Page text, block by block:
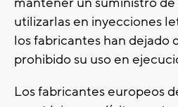
utilizarlas en inyecciones
los fabricantes han dejado
prohibido su uso en
Los fabricantes europeos